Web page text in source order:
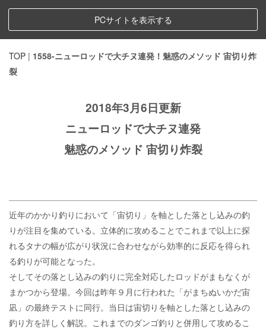
PCサイトを表示する
TOP | 1558-ニューロッドで大チヌ連発！魅惑のメソッド 宙切り炸
裂
2018年3月6日更新
ニューロッドで大チヌ連発
魅惑のメソッド 宙切り炸裂
近年のかかり釣りにおいて「宙切り」を軸とした落とし込みの釣
りが注目を集めている。立体的に攻めることでこれまで以上に探
れるタナの幅が広がり状況に合わせながら効率的に反応を得られ
る釣りが可能となった。
そしてその落とし込みの釣りに完全対応したロッドがまもなくが
まかつから登場。今回は昨年９月に行われた「がまちぬいかだ宙
凪」の最終テストに同行。当日は宙切りを軸とした落とし込みの
釣り方を詳しく解説。これまでのダンゴ釣りと併用して攻めるこ